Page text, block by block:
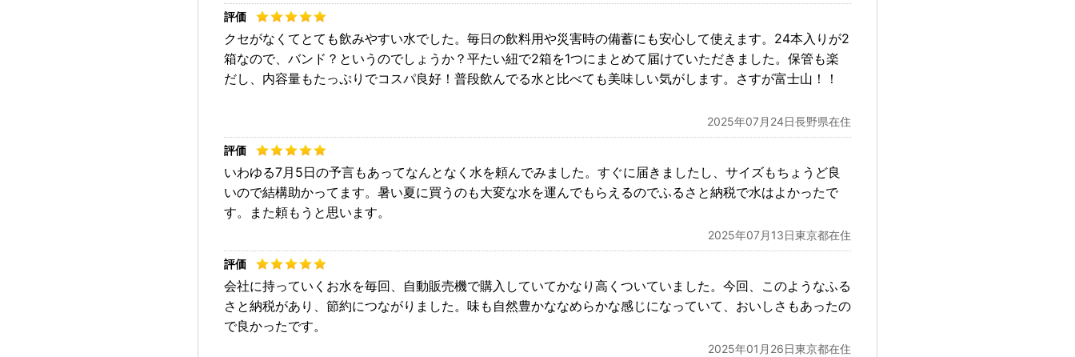
クセがなくてとても飲みやすい水でした。毎日の飲料用や災害時の備蓄にも安心して使えます。24本入りが2
箱なので、バンド？というのでしょうか？平たい紐で2箱を1つにまとめて届けていただきました。保管も楽
だし、内容量もたっぷりでコスパ良好！普段飲んでる水と比べても美味しい気がします。さすが富士山！！
2025年07月24日長野県在住
いわゆる7月5日の予言もあってなんとなく水を頼んでみました。すぐに届きましたし、サイズもちょうど良
いので結構助かってます。暑い夏に買うのも大変な水を運んでもらえるのでふるさと納税で水はよかったで
す。また頼もうと思います。
2025年07月13日東京都在住
会社に持っていくお水を毎回、自動販売機で購入していてかなり高くついていました。今回、このようなふる
さと納税があり、節約につながりました。味も自然豊かななめらかな感じになっていて、おいしさもあったの
で良かったです。
2025年01月26日東京都在住